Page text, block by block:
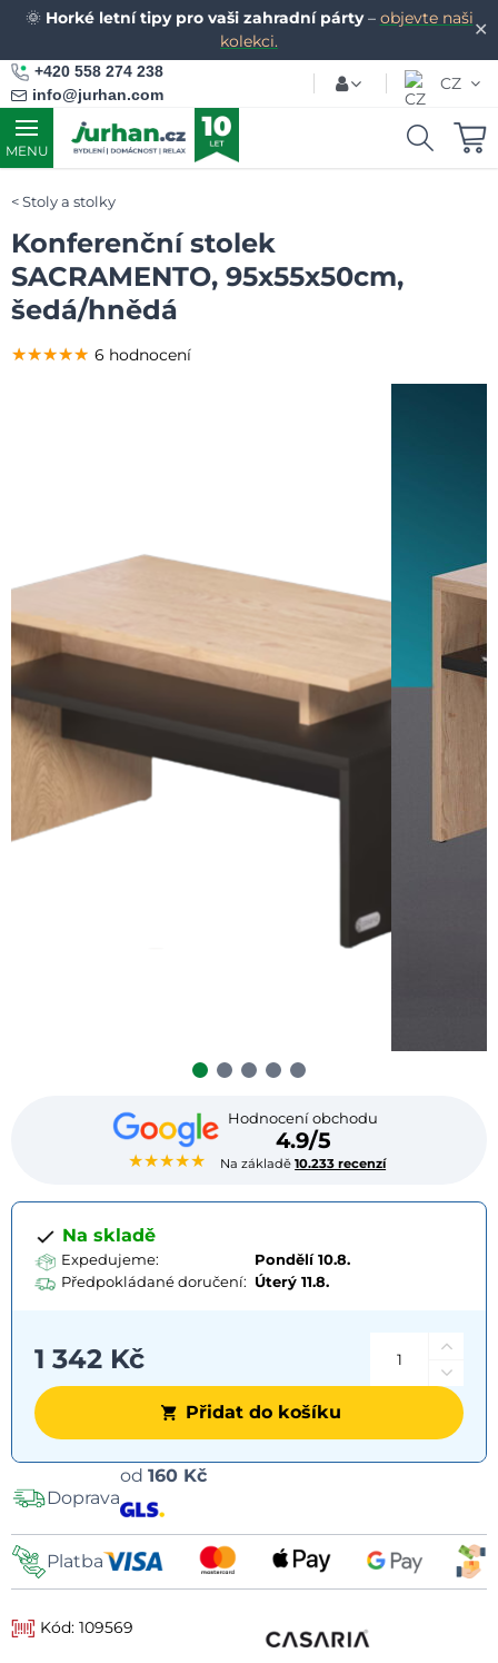
✕
🌞 Horké letní tipy pro vaši zahradní párty– objevte naši
kolekci.
+420 558 274 238
info@jurhan.com
CZ
MENU
Stoly a stolky
Konferenční stolek
SACRAMENTO, 95x55x50cm,
šedá/hnědá
★★★★★
Hodnocení obchodu
4.9/5
Na základě10.233 recenzí
★★★★★
★★★★★
★★★★★ 6 hodnocení
Na skladě
Expedujeme:
Pondělí 10.8.
Předpokládané doručení: Úterý 11.8.
1 342 Kč
Přidat do košíku
Doprava
od 160 Kč
Platba
Kód: 109569